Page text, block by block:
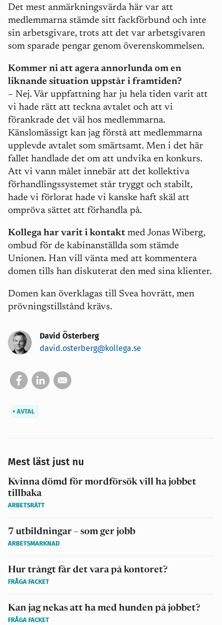
Det mest anmärkningsvärda här var att
medlemmarna stämde sitt fackförbund och inte
sin arbetsgivare, trots att det var arbetsgivaren
som sparade pengar genom överenskommelsen.
Kommer ni att agera annorlunda om en
liknande situation uppstår i framtiden?
– Nej. Vår uppfattning har ju hela tiden varit att
vi hade rätt att teckna avtalet och att vi
förankrade det väl hos medlemmarna.
Känslomässigt kan jag förstå att medlemmarna
upplevde avtalet som smärtsamt. Men i det här
fallet handlade det om att undvika en konkurs.
Att vi vann målet innebär att det kollektiva
förhandlingssystemet står tryggt och stabilt,
hade vi förlorat hade vi kanske haft skäl att
ompröva sättet att förhandla på.
Kollega har varit i kontakt med Jonas Wiberg,
ombud för de kabinanställda som stämde
Unionen. Han vill vänta med att kommentera
domen tills han diskuterat den med sina klienter.
Domen kan överklagas till Svea hovrätt, men
prövningstillstånd krävs.
David Österberg
david.osterberg@kollega.se
AVTAL
Mest läst just nu
Kvinna dömd för mordförsök vill ha jobbet
tillbaka
ARBETSRÄTT
7 utbildningar – som ger jobb
ARBETSMARKNAD
Hur trångt får det vara på kontoret?
FRÅGA FACKET
Kan jag nekas att ha med hunden på jobbet?
FRÅGA FACKET